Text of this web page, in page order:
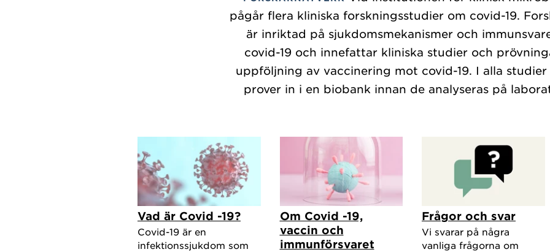
pågår flera kliniska forskningsstudier om covid-19.
är inriktad på sjukdomsmekanismer och
covid-19 och innefattar kliniska studier och
uppföljning av vaccinering mot covid-19. I alla studier
prover in i en biobank innan de analyseras på
Vad är Covid -19?
Covid-19 är en
infektionssjukdom som
Om Covid -19,
vaccin och
immunförsvaret
Frågor och svar
Vi svarar på några
vanliga frågorna om